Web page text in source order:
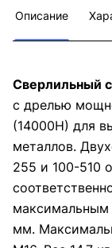
Описание
Сверлильный
с дрелью
(14000Н) для
металлов.
255 и 100-510
мм.